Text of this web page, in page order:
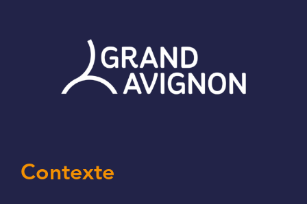
Contexte